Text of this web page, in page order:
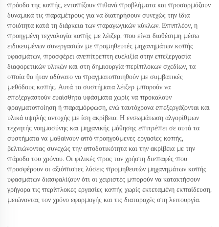
πρόοδο της κοπής, εντοπίζουν πιθανά προβλήματα και προσαρμόζουν
δυναμικά τις παραμέτρους για να διατηρήσουν συνεχώς την ίδια
ποιότητα κατά τη διάρκεια των παραγωγικών κύκλων. Επιπλέον, η
προηγμένη τεχνολογία κοπής με λέιζερ, που είναι διαθέσιμη μέσω
ειδικευμένων συνεργασιών με προμηθευτές μηχανημάτων κοπής
υφασμάτων, προσφέρει ανεπίτρεπτη ευελιξία στην επεξεργασία
διαφορετικών υλικών και στη δημιουργία περίπλοκων σχεδίων, τα
οποία θα ήταν αδύνατο να πραγματοποιηθούν με συμβατικές
μεθόδους κοπής. Αυτά τα συστήματα λέιζερ μπορούν να
επεξεργαστούν ευαίσθητα υφάσματα χωρίς να προκαλούν
φραγματοποίηση ή παραμόρφωση, ενώ ταυτόχρονα επεξεργάζονται και
υλικά υψηλής αντοχής με ίση ακρίβεια. Η ενσωμάτωση αλγορίθμων
τεχνητής νοημοσύνης και μηχανικής μάθησης επιτρέπει σε αυτά τα
συστήματα να μαθαίνουν από προηγούμενες εργασίες κοπής,
βελτιώνοντας συνεχώς την αποδοτικότητα και την ακρίβεια με την
πάροδο του χρόνου. Οι φιλικές προς τον χρήστη διεπαφές που
προσφέρουν οι αξιόπιστες λύσεις προμηθευτών μηχανημάτων κοπής
υφασμάτων διασφαλίζουν ότι οι χειριστές μπορούν να κατακτήσουν
γρήγορα τις περίπλοκες εργασίες κοπής χωρίς εκτεταμένη εκπαίδευση,
μειώνοντας τον χρόνο εφαρμογής και τις διαταραχές στη λειτουργία.